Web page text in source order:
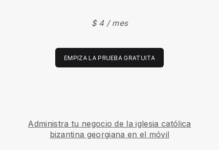
$ 4 / mes
EMPIZA LA PRUEBA GRATUITA
Administra tu negocio de la iglesia católica
bizantina georgiana en el móvil